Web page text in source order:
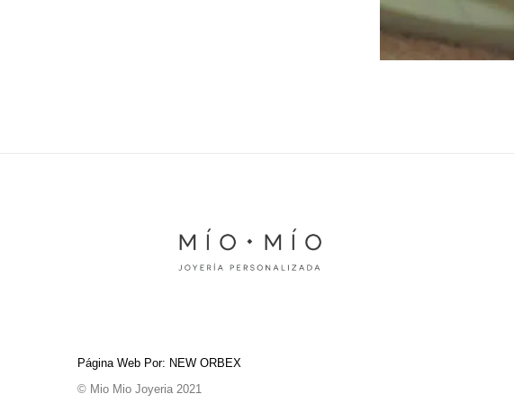
Página Web Por: NEW ORBEX
© Mio Mio Joyeria 2021